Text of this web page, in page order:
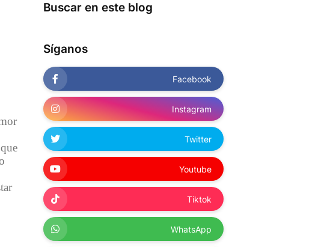
Buscar en este blog
Síganos
Facebook
Instagram
Twitter
Youtube
Tiktok
WhatsApp